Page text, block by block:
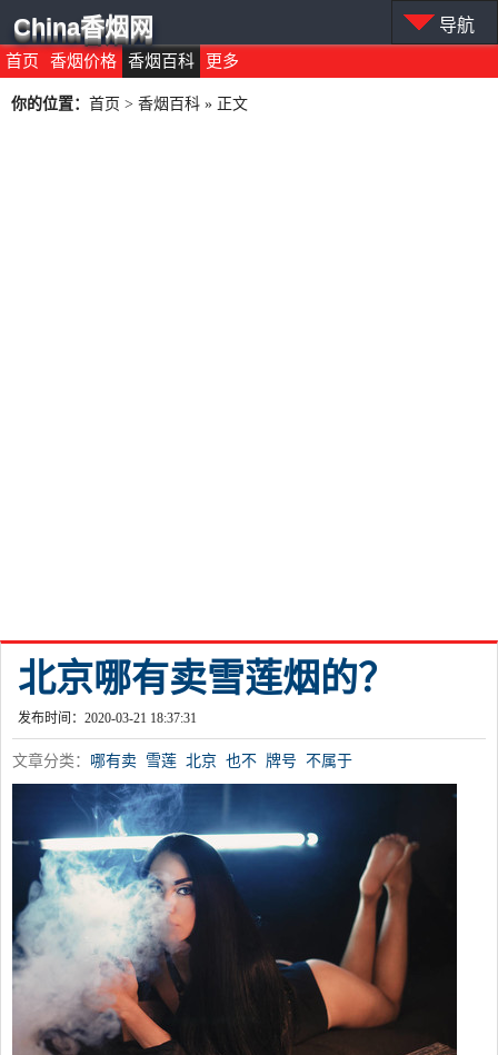
首页 香烟价格 香烟百科 更多
China香烟网 导航
你的位置： 首页 > 香烟百科 » 正文
北京哪有卖雪莲烟的？
发布时间：2020-03-21 18:37:31
文章分类： 哪有卖 雪莲 北京 也不 牌号 不属于